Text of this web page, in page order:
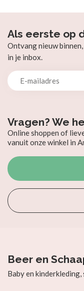
Vragen? We
Online shoppen of
vanuit onze winkel in
Als eerste op
Ontvang nieuw
in je inbox.
Beer en
Baby en